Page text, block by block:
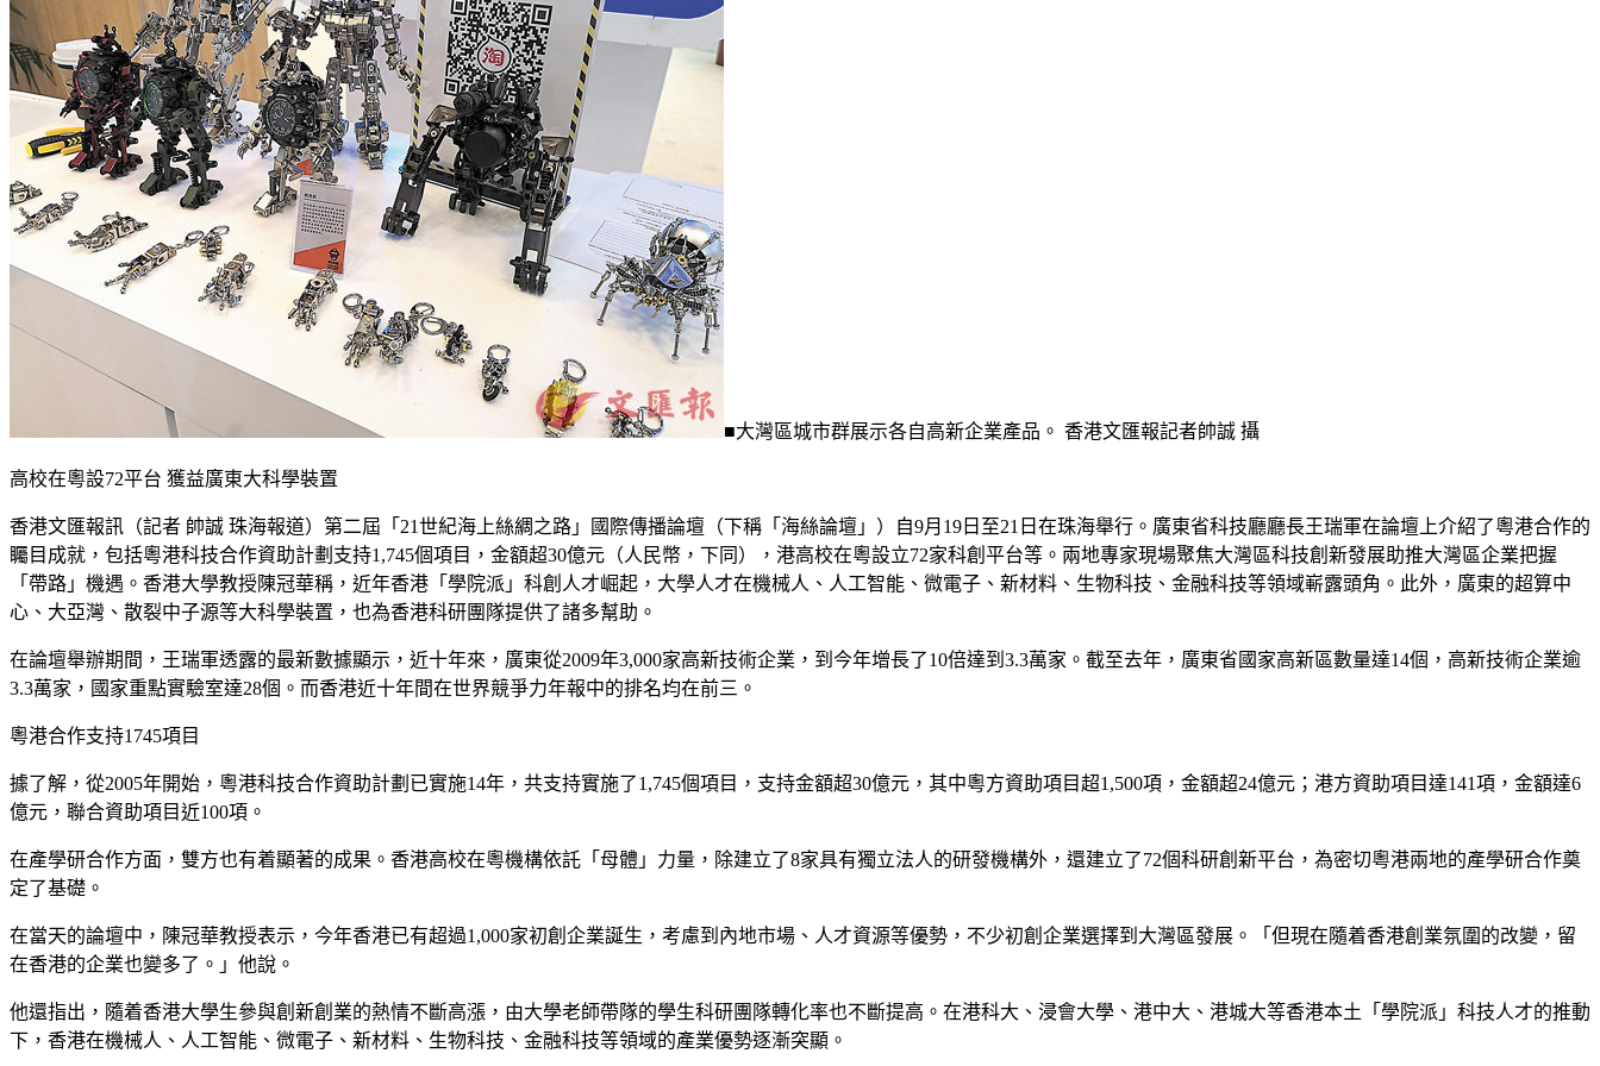
■大灣區城市群展示各自高新企業產品。 香港文匯報記者帥誠 攝
高校在粵設72平台 獲益廣東大科學裝置
香港文匯報訊（記者 帥誠 珠海報道）第二屆「21世紀海上絲綢之路」國際傳播論壇（下稱「海絲論壇」）自9月19日至21日在珠海舉行。廣東省科技廳廳長王瑞軍在論壇上介紹了粵港合作的
矚目成就，包括粵港科技合作資助計劃支持1,745個項目，金額超30億元（人民幣，下同），港高校在粵設立72家科創平台等。兩地專家現場聚焦大灣區科技創新發展助推大灣區企業把握
「帶路」機遇。香港大學教授陳冠華稱，近年香港「學院派」科創人才崛起，大學人才在機械人、人工智能、微電子、新材料、生物科技、金融科技等領域嶄露頭角。此外，廣東的超算中
心、大亞灣、散裂中子源等大科學裝置，也為香港科研團隊提供了諸多幫助。
在論壇舉辦期間，王瑞軍透露的最新數據顯示，近十年來，廣東從2009年3,000家高新技術企業，到今年增長了10倍達到3.3萬家。截至去年，廣東省國家高新區數量達14個，高新技術企業逾
3.3萬家，國家重點實驗室達28個。而香港近十年間在世界競爭力年報中的排名均在前三。
粵港合作支持1745項目
據了解，從2005年開始，粵港科技合作資助計劃已實施14年，共支持實施了1,745個項目，支持金額超30億元，其中粵方資助項目超1,500項，金額超24億元；港方資助項目達141項，金額達6
億元，聯合資助項目近100項。
在產學研合作方面，雙方也有着顯著的成果。香港高校在粵機構依託「母體」力量，除建立了8家具有獨立法人的研發機構外，還建立了72個科研創新平台，為密切粵港兩地的產學研合作奠
定了基礎。
在當天的論壇中，陳冠華教授表示，今年香港已有超過1,000家初創企業誕生，考慮到內地市場、人才資源等優勢，不少初創企業選擇到大灣區發展。「但現在隨着香港創業氛圍的改變，留
在香港的企業也變多了。」他說。
他還指出，隨着香港大學生參與創新創業的熱情不斷高漲，由大學老師帶隊的學生科研團隊轉化率也不斷提高。在港科大、浸會大學、港中大、港城大等香港本土「學院派」科技人才的推動
下，香港在機械人、人工智能、微電子、新材料、生物科技、金融科技等領域的產業優勢逐漸突顯。